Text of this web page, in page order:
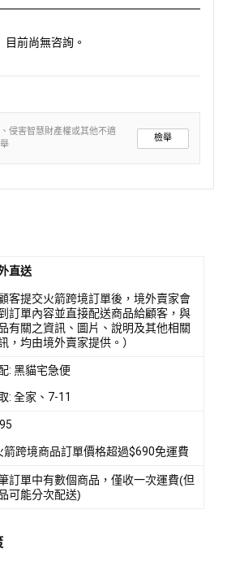
目前尚無咨詢。
侵害智慧財產權或其他不適
檢舉
直送
顧客提交火箭跨境訂單後，境外賣家會
訂單內容並直接配送商品給顧客，與
有關之資訊、圖片、說明及其他相關
，均由境外賣家提供。）
: 黑貓宅急便
: 全家、7-11
箭跨境商品訂單價格超過$690免運費
訂單中有數個商品，僅收一次運費(但
可能分次配送)